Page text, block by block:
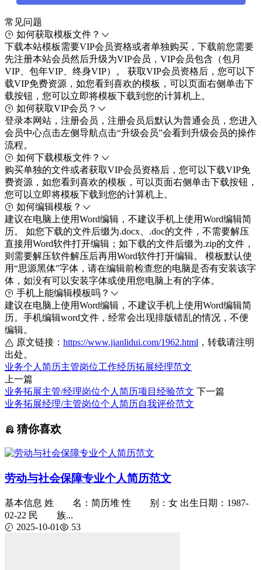
常见问题
如何获取模板文件？
下载本站模板需要VIP会员资格或者单独购买，下载前您需要
先注册本站会员然后升级为VIP会员，VIP会员包含（包月
VIP、包年VIP、终身VIP）。 获取VIP会员资格后，您可以下
载VIP免费资源，如您看到喜欢的模板，可以页面右侧单击下
载按钮，您可以立即将模板下载到您的计算机上。
如何获取VIP会员？
登录本网站，注册会员，注册会员后默认为普通会员，您进入
会员中心点击左侧导航点击“升级会员”会看到升级会员的操作
流程。
如何下载模板文件？
购买单独的文件或者获取VIP会员资格后，您可以下载VIP免
费资源，如您看到喜欢的模板，可以页面右侧单击下载按钮，
您可以立即将模板下载到您的计算机上。
如何编辑模板？
建议在电脑上使用Word编辑，不建议手机上使用Word编辑简
历。 如您下载的文件后缀为.docx、.doc的文件，不需要解压
直接用Word软件打开编辑；如下载的文件后缀为.zip的文件，
则需要解压软件解压后再用Word软件打开编辑。 模板默认使
用“思源黑体”字体，请在编辑前检查您的电脑是否有安装该字
体，如没有可以安装字体或使用您电脑上有的字体。
手机上能编辑模板吗？
建议在电脑上使用Word编辑，不建议手机上使用Word编辑简
历。手机编辑word文件，经常会出现排版错乱的情况，不便
编辑。
原文链接： https://www.jianlidui.com/1962.html ，转载请注明
出处。
业务个人简历主管岗位工作经历拓展经理范文
上一篇
业务拓展主管/经理岗位个人简历项目经验范文 下一篇
业务拓展经理/主管岗位个人简历自我评价范文
猜你喜欢
劳动与社会保障专业个人简历范文
基本信息 姓 名：简历堆 性 别：女 出生日期：1987-
02-22 民 族...
2025-10-01
53